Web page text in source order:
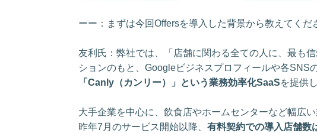
ーー：まずは今回Offersを導入した背景から教えてくだ
友利氏：弊社では、「店舗に関わる全ての人に、最も
ションのもと、Googleビジネスプロフィールや各SNS
「Canly（カンリー）」という業務効率化SaaSを提供
大手企業を中心に、飲食店やホームセンターなど幅広
昨年7月のサービス開始以降、 有料契約での導入店舗数